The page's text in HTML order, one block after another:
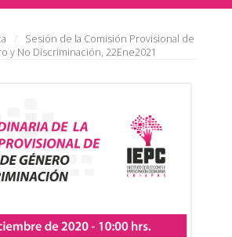
Sesión de la Comisión Provisional de
y No Discriminación, 22Ene2021